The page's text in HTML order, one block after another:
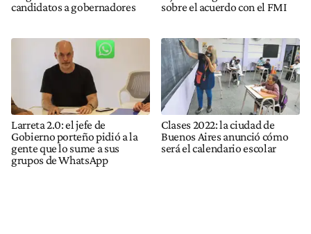
candidatos a gobernadores
sobre el acuerdo con el FMI
Larreta 2.0: el jefe de
Gobierno porteño pidió a la
gente que lo sume a sus
grupos de WhatsApp
Clases 2022: la ciudad de
Buenos Aires anunció cómo
será el calendario escolar